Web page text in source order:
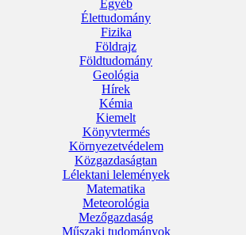
Egyéb
Élettudomány
Fizika
Földrajz
Földtudomány
Geológia
Hírek
Kémia
Kiemelt
Könyvtermés
Környezetvédelem
Közgazdaságtan
Lélektani lelemények
Matematika
Meteorológia
Mezőgazdaság
Műszaki tudományok